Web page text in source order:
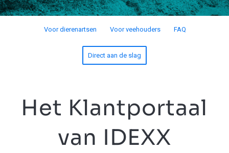
Voor dierenartsen Voor veehouders FAQ
Direct aan de slag
Het Klantportaal
van IDEXX